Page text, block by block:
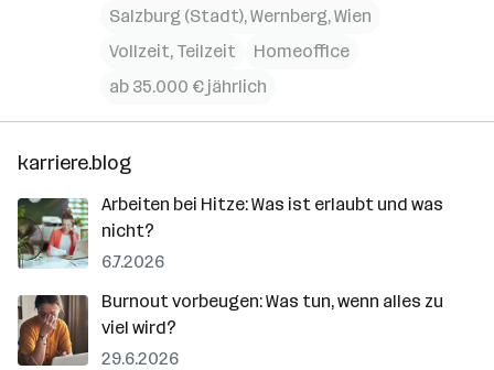
Salzburg (Stadt),Wernberg,Wien
Vollzeit, Teilzeit
Homeoffice
ab 35.000 € jährlich
karriere.blog
Arbeiten bei Hitze: Was ist erlaubt und was
nicht?
6.7.2026
Burnout vorbeugen: Was tun, wenn alles zu
viel wird?
29.6.2026